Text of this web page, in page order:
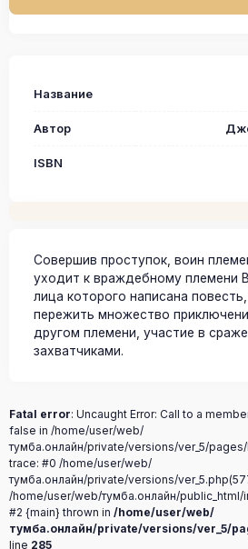
Название
Автор
ISBN
Совершив проступок, воин
уходит к враждебному племени
лица которого написана
пережить множество
другом племени, участие в
захватчиками.
Fatal error: Uncaught Error: Call to a
false in /home/user/web/
тумба.онлайн/private/versions/ver_5/
trace: #0 /home/user/web/
тумба.онлайн/private/versions/
/home/user/web/тумба.онлайн/public_html/
#2 {main} thrown in /home/user/web/
тумба.онлайн/private/versions/ver_5/
line 285